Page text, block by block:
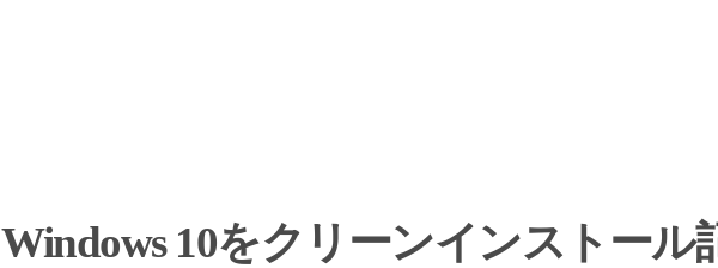
Windows 10をクリーンインストール